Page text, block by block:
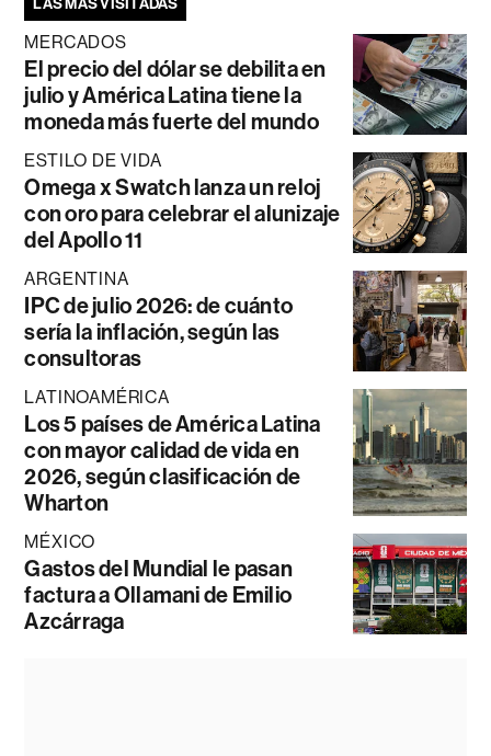
MERCADOS
El precio del dólar se debilita en
julio y América Latina tiene la
moneda más fuerte del mundo
ESTILO DE VIDA
Omega x Swatch lanza un reloj
con oro para celebrar el alunizaje
del Apollo 11
ARGENTINA
IPC de julio 2026: de cuánto
sería la inflación, según las
consultoras
LATINOAMÉRICA
Los 5 países de América Latina
con mayor calidad de vida en
2026, según clasificación de
Wharton
MÉXICO
Gastos del Mundial le pasan
factura a Ollamani de Emilio
Azcárraga